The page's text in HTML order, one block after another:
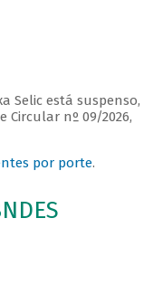
Selic está suspenso,
nº 09/2026,
por porte.